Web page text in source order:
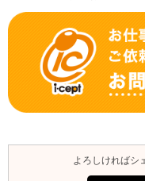
よろしければシ